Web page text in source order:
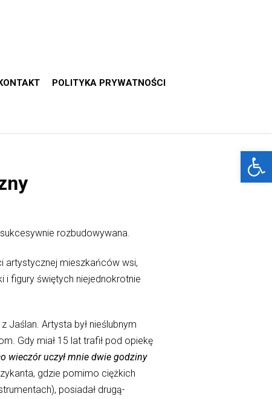
POLITYKA PRYWATNOŚCI
rozbudowywana.
artystycznej mieszkańców wsi,
figury świętych niejednokrotnie
Jaślan. Artysta był nieślubnym
Gdy miał 15 lat trafił pod opiekę
wieczór uczył mnie dwie godziny
gdzie pomimo ciężkich
posiadał drugą-